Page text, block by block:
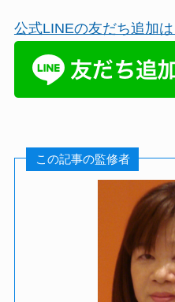
公式LINEの友だち追加は
この記事の監修者